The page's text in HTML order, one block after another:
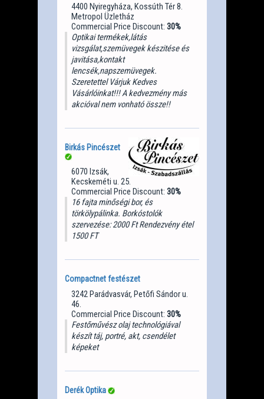
4400 Nyiregyháza, Kossúth Tér 8.
Metropol Üzletház
Commercial Price Discount: 30%
Optikai termékek,látás
vizsgálat,szemüvegek készitése és
javitása,kontakt
lencsék,napszemüvegek.
Szeretettel Várjuk Kedves
Vásárlóinkat!!! A kedvezmény más
akcióval nem vonható össze!!
Birkás Pincészet
6070 Izsák,
Kecskeméti u. 25.
Commercial Price Discount: 30%
16 fajta minőségi bor, és
törkölypálinka. Borkóstolók
szervezése: 2000 Ft Rendezvény étel
1500 FT
Compactnet festészet
3242 Parádvasvár, Petőfi Sándor u.
46.
Commercial Price Discount: 30%
Festőművész olaj technológiával
készít táj, portré, akt, csendélet
képeket
Derék Optika